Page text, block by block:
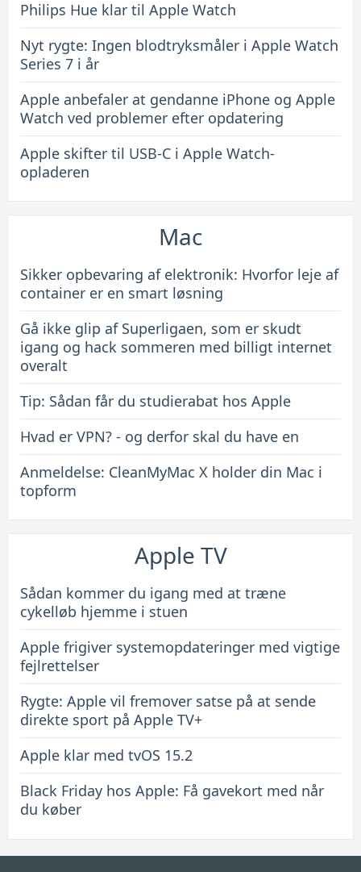
Philips Hue klar til Apple Watch
Nyt rygte: Ingen blodtryksmåler i Apple Watch
Series 7 i år
Apple anbefaler at gendanne iPhone og Apple
Watch ved problemer efter opdatering
Apple skifter til USB-C i Apple Watch-
opladeren
Mac
Sikker opbevaring af elektronik: Hvorfor leje af
container er en smart løsning
Gå ikke glip af Superligaen, som er skudt
igang og hack sommeren med billigt internet
overalt
Tip: Sådan får du studierabat hos Apple
Hvad er VPN? - og derfor skal du have en
Anmeldelse: CleanMyMac X holder din Mac i
topform
Apple TV
Sådan kommer du igang med at træne
cykelløb hjemme i stuen
Apple frigiver systemopdateringer med vigtige
fejlrettelser
Rygte: Apple vil fremover satse på at sende
direkte sport på Apple TV+
Apple klar med tvOS 15.2
Black Friday hos Apple: Få gavekort med når
du køber